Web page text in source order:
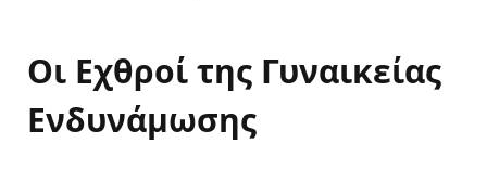
Οι Εχθροί της Γυναικείας
Ενδυνάμωσης